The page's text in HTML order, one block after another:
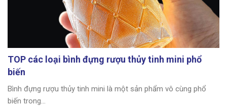
TOP các loại bình đựng rượu thủy tinh mini phổ
biến
Bình đựng rượu thủy tinh mini là một sản phẩm vô cùng phổ
biến trong...